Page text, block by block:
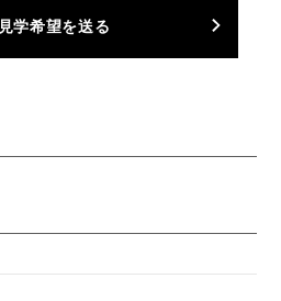
⾒学希望を送る